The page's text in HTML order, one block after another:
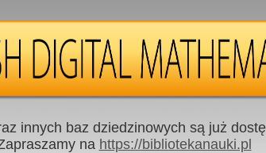
innych baz dziedzinowych są już
na https://bibliotekanauki.pl